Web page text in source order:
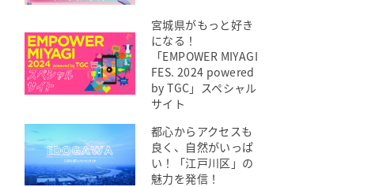
宮城県がもっと好き
になる！
「EMPOWER MIYAGI
FES. 2024 powered
by TGC」スペシャル
サイト
都心からアクセスも
良く、自然がいっぱ
い！「江戸川区」の
魅力を発信！